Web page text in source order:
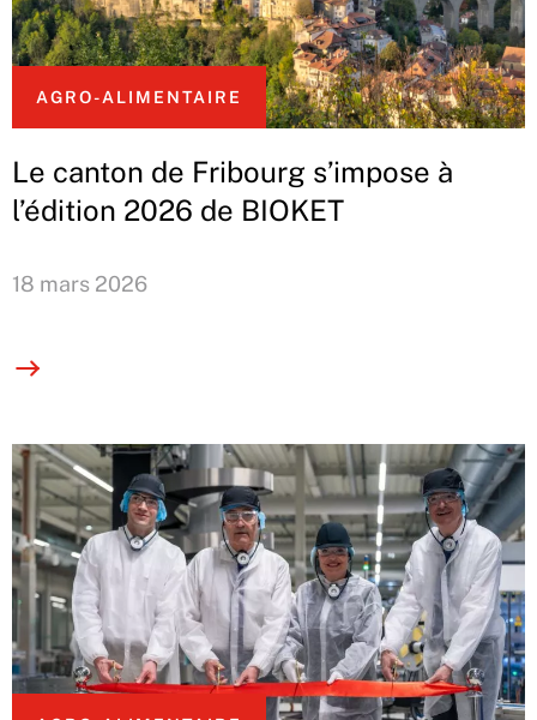
AGRO-ALIMENTAIRE
Le canton de Fribourg s’impose à
l’édition 2026 de BIOKET
18 mars 2026